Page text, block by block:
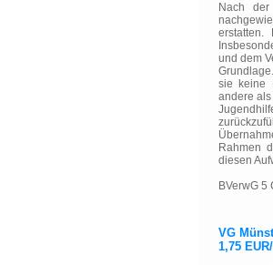
Nach
erstatten.
und dem
sie keine
andere
Rahmen
diesen
BVerwG 5
VG
1,75